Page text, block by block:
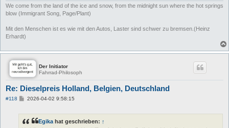
We come from the land of the ice and snow, from the midnight sun where the hot springs
blow (Immigrant Song, Page/Plant)
Mit den Menschen ist es wie mit den Autos, Laster sind schwer zu bremsen.(Heinz
Erhardt)
Der Initiator
Fahrrad-Philosoph
Re: Dieselpreis Holland, Belgien, Deutschland
#118
B
r
2026-04-02 9:58:15
Egika hat geschrieben: ↑